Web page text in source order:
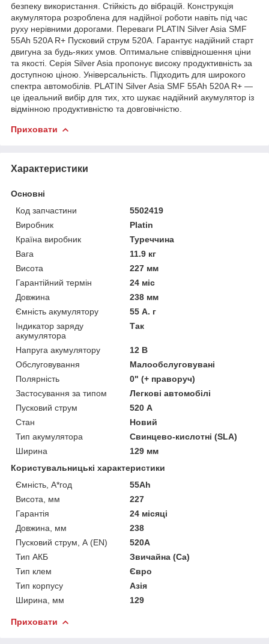
безпеку використання. Стійкість до вібрацій. Конструкція
акумулятора розроблена для надійної роботи навіть під час
руху нерівними дорогами. Переваги PLATIN Silver Asia SMF
55Ah 520A R+ Пусковий струм 520А. Гарантує надійний старт
двигуна за будь-яких умов. Оптимальне співвідношення ціни
та якості. Серія Silver Asia пропонує високу продуктивність за
доступною ціною. Універсальність. Підходить для широкого
спектра автомобілів. PLATIN Silver Asia SMF 55Ah 520A R+ —
це ідеальний вибір для тих, хто шукає надійний акумулятор із
відмінною продуктивністю та довговічністю.
Приховати
Характеристики
Основні
Код запчастини
5502419
Виробник
Platin
Країна виробник
Туреччина
Вага
11.9 кг
Висота
227 мм
Гарантійний термін
24 міс
Довжина
238 мм
Ємність акумулятору
55 А. г
Індикатор заряду
акумулятора
Так
Напруга акумулятору
12 В
Обслуговування
Малообслуговувані
Полярність
0" (+ праворуч)
Застосування за типом
Легкові автомобілі
Пусковий струм
520 А
Стан
Новий
Тип акумулятора
Свинцево-кислотні (SLA)
Ширина
129 мм
Користувальницькі характеристики
Ємність, А*год
55Ah
Висота, мм
227
Гарантія
24 місяці
Довжина, мм
238
Пусковий струм, А (EN)
520A
Тип АКБ
Звичайна (Ca)
Тип клем
Євро
Тип корпусу
Азія
Ширина, мм
129
Приховати